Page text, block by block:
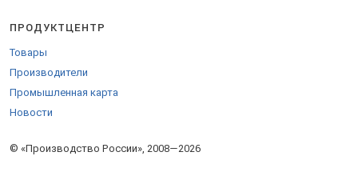
© «Производство России», 2008—2026
ПРОДУКТЦЕНТР
Товары
Производители
Промышленная карта
Новости